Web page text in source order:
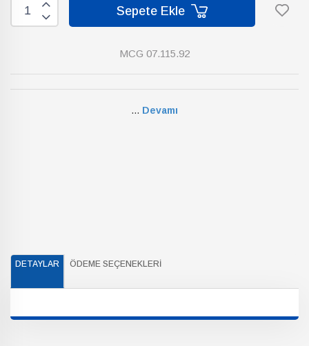
Sepete Ekle
MCG 07.115.92
... Devamı
DETAYLAR ÖDEME SEÇENEKLERI